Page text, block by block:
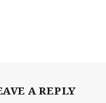
A REPLY